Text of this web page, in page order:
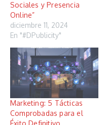
Sociales y Presencia
Online”
diciembre 11, 2024
En "#DPublicity"
Marketing: 5 Tácticas
Comprobadas para el
Éxito Definitivo